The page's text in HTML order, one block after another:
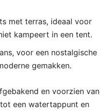
met terras, ideaal voor
kampeert in een tent.
voor een nostalgische
gemakken.
en voorzien van
een watertappunt en